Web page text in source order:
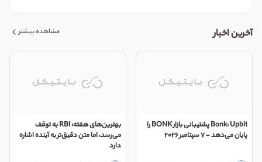
آخرین اخبار مشاهده بیشتر
Bonk: Upbit پشتیبانی بازار BONK را
پایان می‌دهد - ۷ سپتامبر ۲۰۲۶
بهترین‌های هفته: RBI به توقف
می‌رسد، اما متن دقیق‌تر به آینده اشاره
دارد